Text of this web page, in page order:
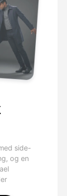
side-
og en